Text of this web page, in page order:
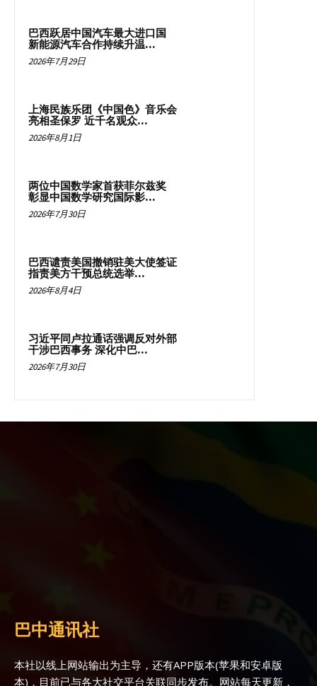
巴西跃居中国汽车最大进口国
新能源汽车合作持续升温...
2026年7月29日
上海民族乐团《中国色》音乐会
亮相圣保罗 近千名观众...
2026年8月1日
两位中国数学家首获菲尔兹奖
彰显中国数学研究国际影...
2026年7月30日
巴西谴责美国撤销驻美大使签证
指责美方干预总统选举...
2026年8月4日
习近平同卢拉通话强调反对外部
干涉巴西事务 深化中巴...
2026年7月30日
巴中通讯社
本社以线上网站输出为主导，还有APP版本(苹果和安卓版
本)，目前已与各大社交平台关联同步发布。网站每天更新，